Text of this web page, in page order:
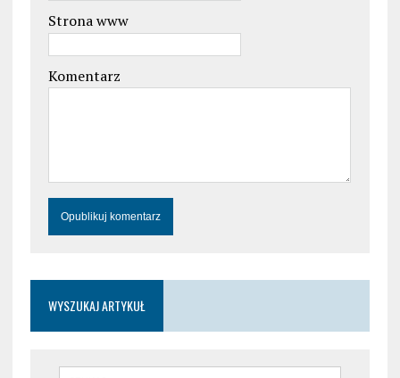
Strona www
Komentarz
WYSZUKAJ ARTYKUŁ